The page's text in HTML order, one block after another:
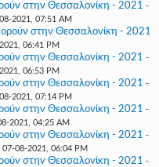
στην Θεσσαλονίκη - 2021 -
2021, 07:51 AM
στην Θεσσαλονίκη - 2021
06:41 PM
στην Θεσσαλονίκη - 2021 -
06:53 PM
στην Θεσσαλονίκη - 2021 -
2021, 07:14 PM
στην Θεσσαλονίκη - 2021 -
2021, 04:25 AM
στην Θεσσαλονίκη - 2021 -
08-2021, 06:04 PM
στην Θεσσαλονίκη - 2021 -